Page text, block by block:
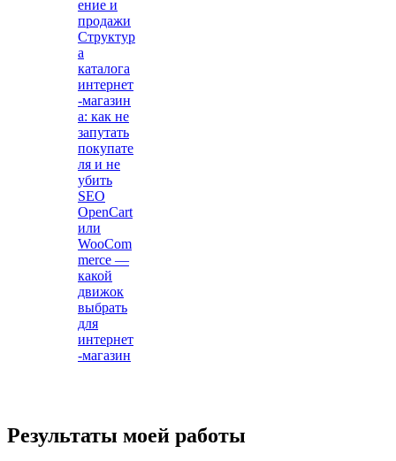
ение и
продажи
Структур
а
каталога
интернет
-магазин
а: как не
запутать
покупате
ля и не
убить
SEO
OpenCart
или
WooCom
merce —
какой
движок
выбрать
для
интернет
-магазин
Результаты моей работы